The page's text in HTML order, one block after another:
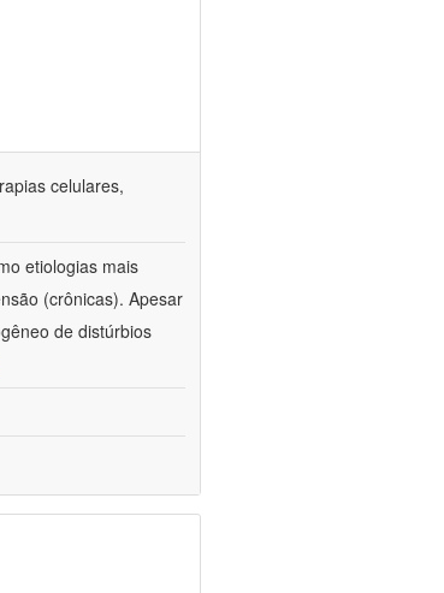
celulares,
etiologias mais
(crônicas). Apesar
de distúrbios